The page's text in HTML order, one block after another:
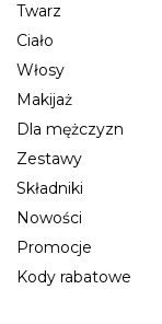
Twarz
Ciało
Włosy
Makijaż
Dla mężczyzn
Zestawy
Składniki
Nowości
Promocje
Kody rabatowe